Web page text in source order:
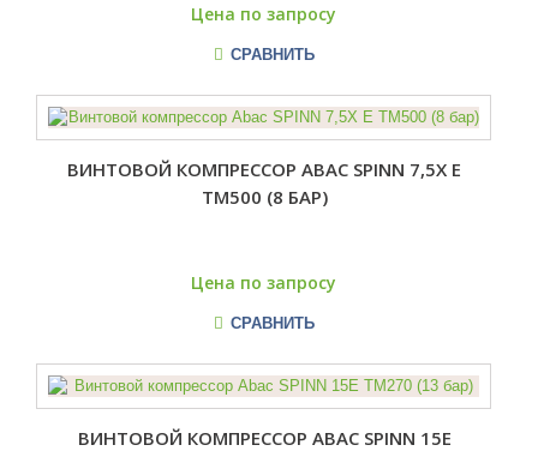
Цена по запросу
СРАВНИТЬ
ВИНТОВОЙ КОМПРЕССОР ABAC SPINN 7,5X E
TM500 (8 БАР)
Цена по запросу
СРАВНИТЬ
ВИНТОВОЙ КОМПРЕССОР ABAC SPINN 15E